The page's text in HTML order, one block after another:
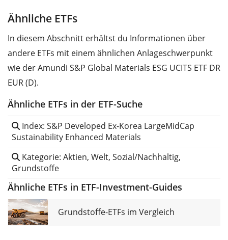
Ähnliche ETFs
In diesem Abschnitt erhältst du Informationen über
andere ETFs mit einem ähnlichen Anlageschwerpunkt
wie der Amundi S&P Global Materials ESG UCITS ETF DR
EUR (D).
Ähnliche ETFs in der ETF-Suche
Index: S&P Developed Ex-Korea LargeMidCap
Sustainability Enhanced Materials
Kategorie: Aktien, Welt, Sozial/Nachhaltig,
Grundstoffe
Ähnliche ETFs in ETF-Investment-Guides
Grundstoffe-ETFs im Vergleich